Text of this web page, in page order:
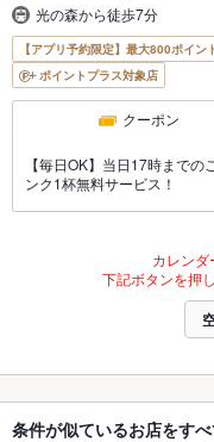
光の森から徒歩7分
【アプリ予約限定】最大800ポイン
ポイントプラス対象店
クーポン
【毎日OK】当日17時まで
ンク1杯無料サービス！
カレンダ
下記ボタンを押
条件が似ているお店をす